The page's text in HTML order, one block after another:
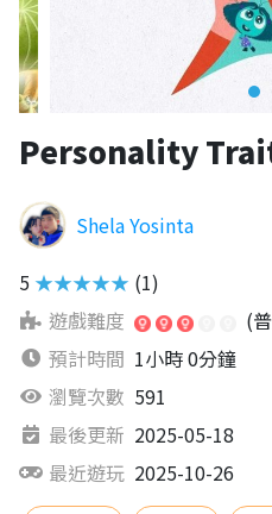
Personality
Shela Yosinta
5 ★★★★★ (1)
遊戲難度
(
預計時間 1小時 0分鐘
瀏覽次數 591
最後更新 2025-05-18
最近遊玩 2025-10-26